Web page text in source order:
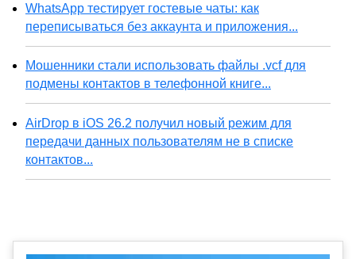
WhatsApp тестирует гостевые чаты: как
переписываться без аккаунта и приложения...
Мошенники стали использовать файлы .vcf для
подмены контактов в телефонной книге...
AirDrop в iOS 26.2 получил новый режим для
передачи данных пользователям не в списке
контактов...